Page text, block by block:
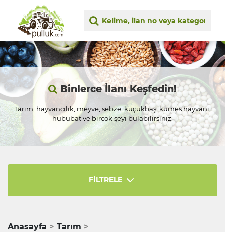
Binlerce İlanı Keşfedin!
Tarım, hayvancılık, meyve, sebze, küçükbaş, kümes hayvanı,
hububat ve birçok şeyi bulabilirsiniz.
FİLTRELE
Anasayfa
Tarım